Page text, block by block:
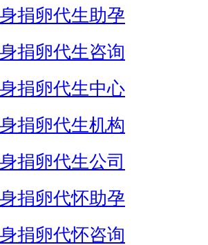
捐卵代生助孕
捐卵代生咨询
捐卵代生中心
捐卵代生机构
捐卵代生公司
捐卵代怀助孕
捐卵代怀咨询